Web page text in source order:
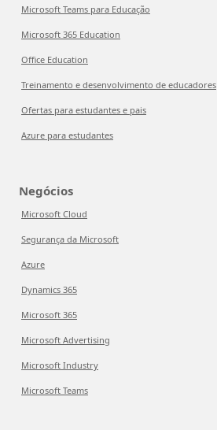
Microsoft Teams para Educação
Microsoft 365 Education
Office Education
Treinamento e desenvolvimento de educadores
Ofertas para estudantes e pais
Azure para estudantes
Negócios
Microsoft Cloud
Segurança da Microsoft
Azure
Dynamics 365
Microsoft 365
Microsoft Advertising
Microsoft Industry
Microsoft Teams